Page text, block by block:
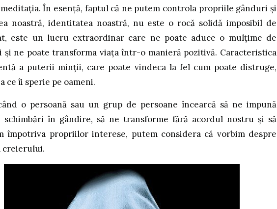
În esență, faptul că ne putem controla propriile gânduri și
noastră, identitatea noastră, nu este o rocă solidă imposibil de
este un lucru extraordinar care ne poate aduce o mulțime de
și ne poate transforma viața într-o manieră pozitivă. Caracteristica
a puterii minții, care poate vindeca la fel cum poate distruge,
ce îi sperie pe oameni.
o persoană sau un grup de persoane încearcă să ne impună
schimbări în gândire, să ne transforme fără acordul nostru și să
împotriva propriilor interese, putem considera că vorbim despre
creierului.